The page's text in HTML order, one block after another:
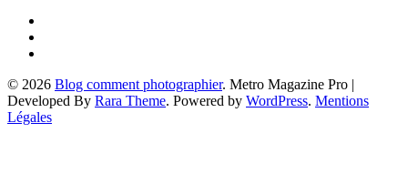
© 2026 Blog comment photographier. Metro Magazine Pro |
Developed By Rara Theme. Powered by WordPress. Mentions
Légales